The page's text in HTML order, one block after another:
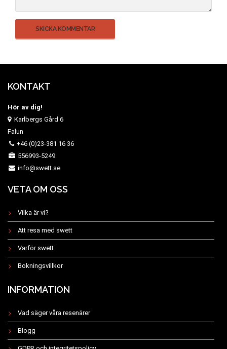
KONTAKT
Hör av dig!
Karlbergs Gård 6
Falun
+46 (0)23-381 16 36
556993-5249
info@swett.se
VETA OM OSS
Vilka är vi?
Att resa med swett
Varför swett
Bokningsvillkor
INFORMATION
Vad säger våra resenärer
Blogg